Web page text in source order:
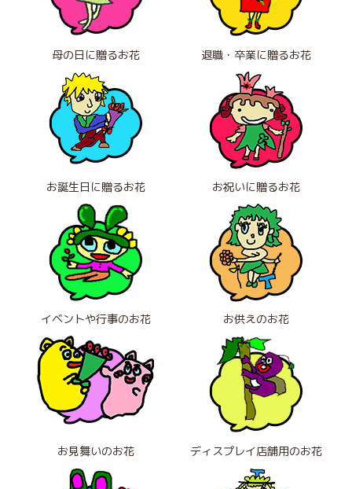
母の日に贈るお花 退職・卒業に贈るお花
お誕生日に贈るお花 お祝いに贈るお花
イベントや行事のお花 お供えのお花
お見舞いのお花 ディスプレイ店舗用のお花